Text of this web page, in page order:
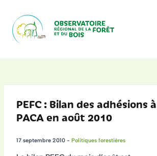
contenu
PEFC : Bilan des adhésions à
PACA en août 2010
17 septembre 2010 - Politiques forestières